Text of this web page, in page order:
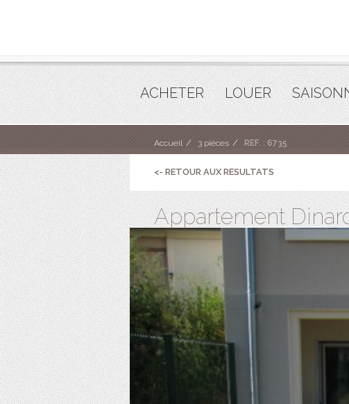
ACHETER LOUER
Accueil 3 pièces REF. : 6735
<- RETOUR AUX RESULTATS
Appartement